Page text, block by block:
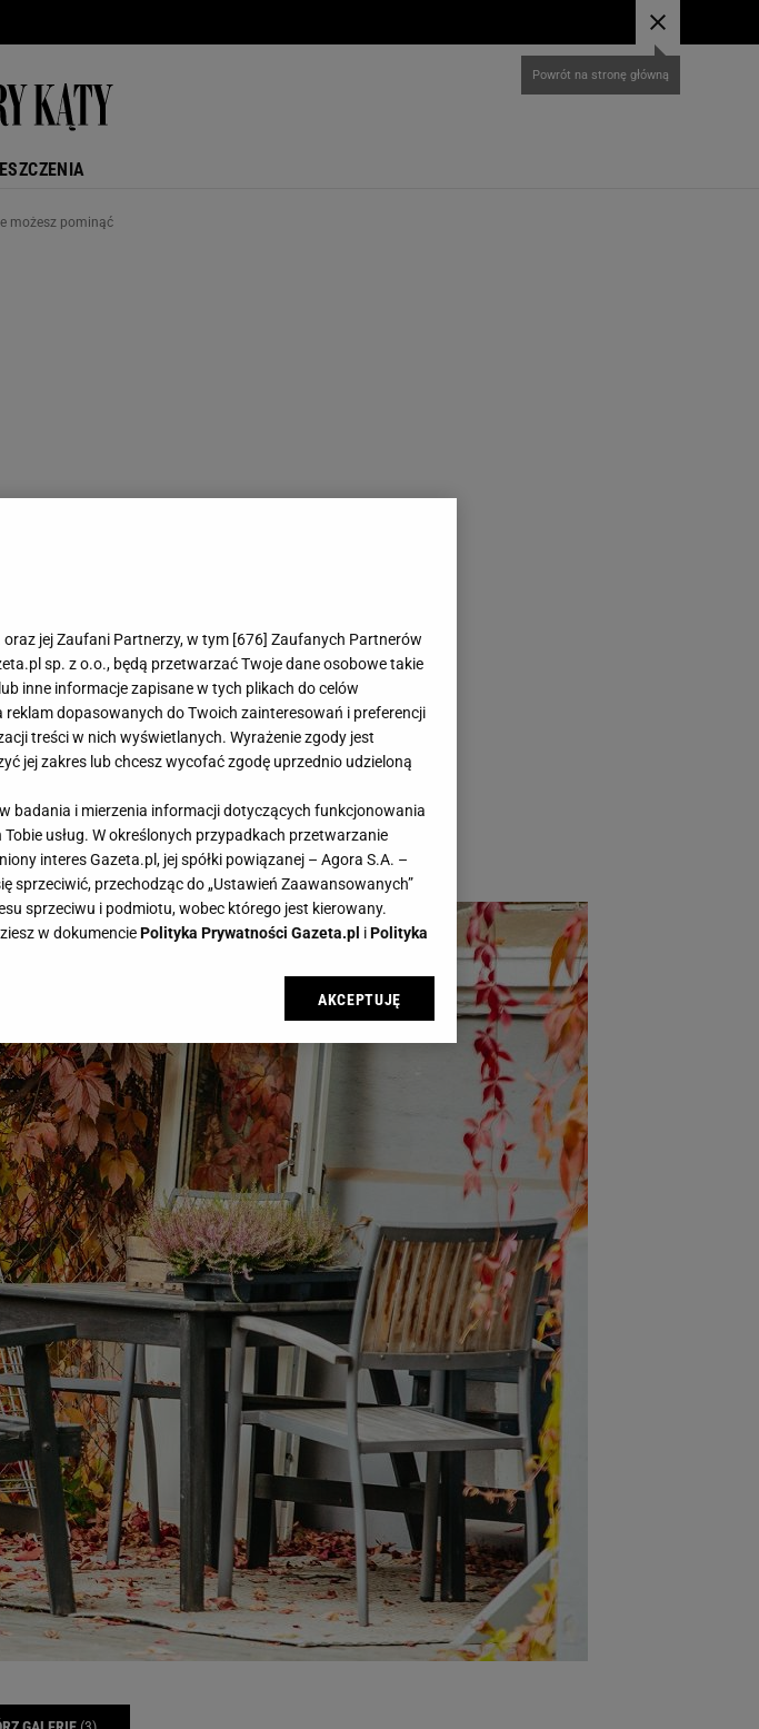
możesz pominąć
- 3 rzeczy, których nie
ogrodzie, a to oznacza, że pora zadbać o
pomijać, jeśli chcesz cieszyć się
wiosny.
oraz jej Zaufani Partnerzy, w tym [676] Zaufanych Partnerów
sp. z o.o., będą przetwarzać Twoje dane osobowe takie
inne informacje zapisane w tych plikach do celów
dopasowanych do Twoich zainteresowań i preferencji
treści w nich wyświetlanych. Wyrażenie zgody jest
jej zakres lub chcesz wycofać zgodę uprzednio udzieloną
badania i mierzenia informacji dotyczących funkcjonowania
usług. W określonych przypadkach przetwarzanie
interes Gazeta.pl, jej spółki powiązanej – Agora S.A. –
sprzeciwić, przechodząc do „Ustawień Zaawansowanych”
sprzeciwu i podmiotu, wobec którego jest kierowany.
w dokumenciePolityka Prywatności Gazeta.pl iPolityka
plików cookie Gazeta.pl sp. z o.o., jej
twoimi preferencjami dot. przetwarzania danych poprzez
do „Ustawień Zaawansowanych”. Zmiana ustawień
dane osobowe w następujących celach:
charakterystyki urządzenia do celów identyfikacji.
reklamy i treści, pomiar reklam i treści,
AKCEPTUJĘ